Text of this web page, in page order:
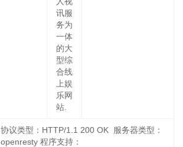
讯服
务为
一体
的大
型综
合线
上娱
乐网
站.
协议类型：HTTP/1.1 200 OK 服务器类型：
openresty 程序支持：